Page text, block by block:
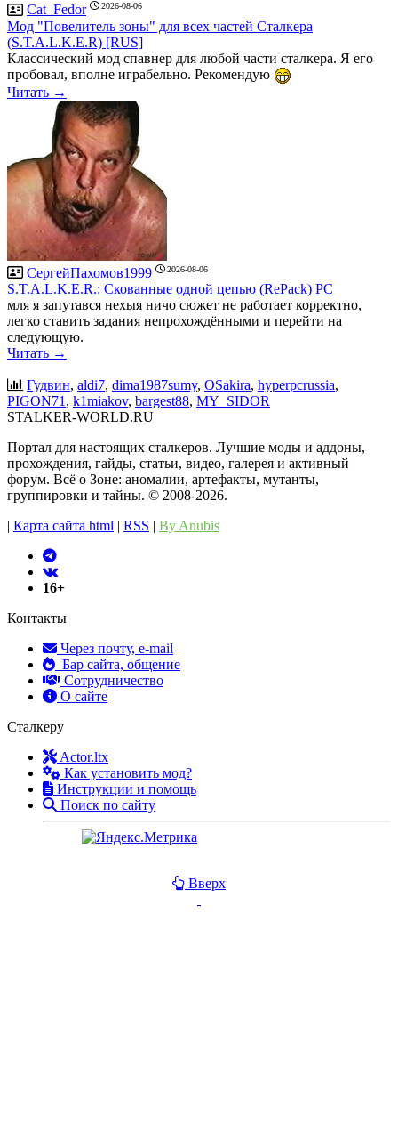
Cat_Fedor 2026-08-06
Мод "Повелитель зоны" для всех частей Сталкера
(S.T.A.L.K.E.R) [RUS]
Классический мод спавнер для любой части сталкера. Я его
пробовал, вполне играбельно. Рекомендую
Читать →
СергейПахомов1999 2026-08-06
S.T.A.L.K.E.R.: Скованные одной цепью (RePack) PC
мля я запутався нехыя ничо сюжет не работает корректно,
легко ставить задания непрохождёнными и перейти на
следующую.
Читать →
Гудвин, aldi7, dima1987sumy, OSakira, hyperpcrussia,
PIGON71 , k1miakov, bargest88, MY_SIDOR
STALKER-WORLD.RU
Портал для настоящих сталкеров. Лучшие моды и аддоны,
прохождения, гайды, статьи, видео, галерея и активный
форум. Всё о Зоне: аномалии, артефакты, мутанты,
группировки и тайны. ©️ 2008-2026.
| Карта сайта html | RSS | By Anubis
16+
Контакты
Через почту, e-mail
Бар сайта, общение
Сотрудничество
О сайте
Сталкеру
Actor.ltx
Как установить мод?
Инструкции и помощь
Поиск по сайту
Вверх